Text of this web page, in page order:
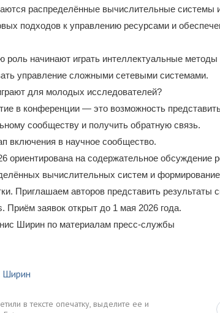
распределённые вычислительные системы
подходов к управлению ресурсами и
роль начинают играть интеллектуальные
управление сложными сетевыми системами.
для молодых исследователей?
в конференции — это возможность
сообществу и получить обратную связь.
включения в научное сообщество.
ориентирована на содержательное обсуждение
вычислительных систем и
Приглашаем авторов представить результаты
Приём заявок открыт до 1 мая 2026 года.
Ширин по материалам пресс-службы
Ширин